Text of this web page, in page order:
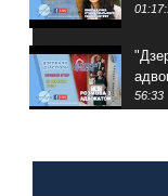
56:33